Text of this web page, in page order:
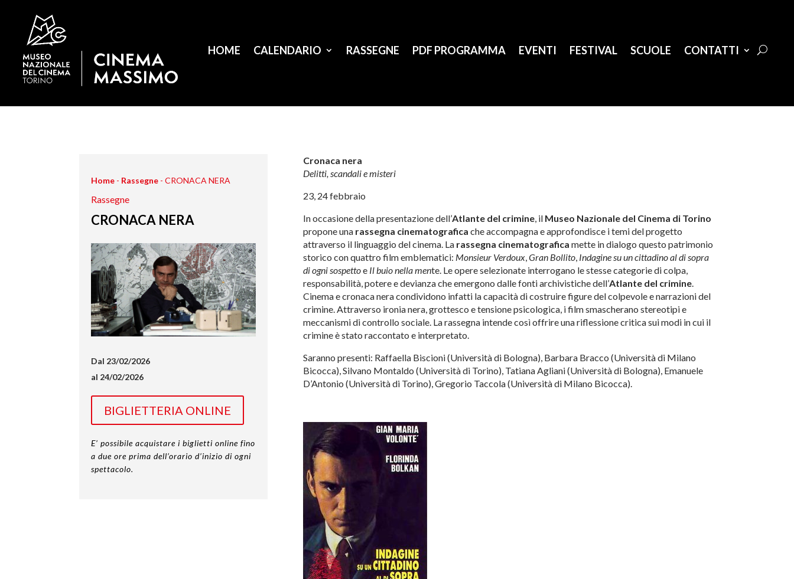
HOME CALENDARIO RASSEGNE PDF PROGRAMMA EVENTI FESTIVAL SCUOLE CONTATTI
Home - Rassegne -CRONACA NERA
Rassegne
CRONACA NERA
Dal 23/02/2026
al 24/02/2026
BIGLIETTERIA ONLINE
E’ possibile acquistare i biglietti online fino
a due ore prima dell’orario d’inizio di ogni
spettacolo.
Cronaca nera
Delitti, scandali e misteri
23, 24 febbraio
In occasione della presentazione dell’Atlante del crimine, il Museo Nazionale del Cinema di Torino
propone una rassegna cinematografica che accompagna e approfondisce i temi del progetto
attraverso il linguaggio del cinema. La rassegna cinematografica mette in dialogo questo patrimonio
storico con quattro film emblematici: Monsieur Verdoux, Gran Bollito, Indagine su un cittadino al di sopra
di ogni sospettoe Il buio nella mente. Le opere selezionate interrogano le stesse categorie di colpa,
responsabilità, potere e devianza che emergono dalle fonti archivistiche dell’Atlante del crimine.
Cinema e cronaca nera condividono infatti la capacità di costruire figure del colpevole e narrazioni del
crimine. Attraverso ironia nera, grottesco e tensione psicologica, i film smascherano stereotipi e
meccanismi di controllo sociale. La rassegna intende così offrire una riflessione critica sui modi in cui il
crimine è stato raccontato e interpretato.
Saranno presenti: Raffaella Biscioni (Università di Bologna), Barbara Bracco (Università di Milano
Bicocca), Silvano Montaldo (Università di Torino), Tatiana Agliani (Università di Bologna), Emanuele
D’Antonio (Università di Torino), Gregorio Taccola (Università di Milano Bicocca).